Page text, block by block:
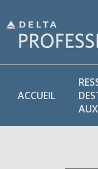
ACCUEIL